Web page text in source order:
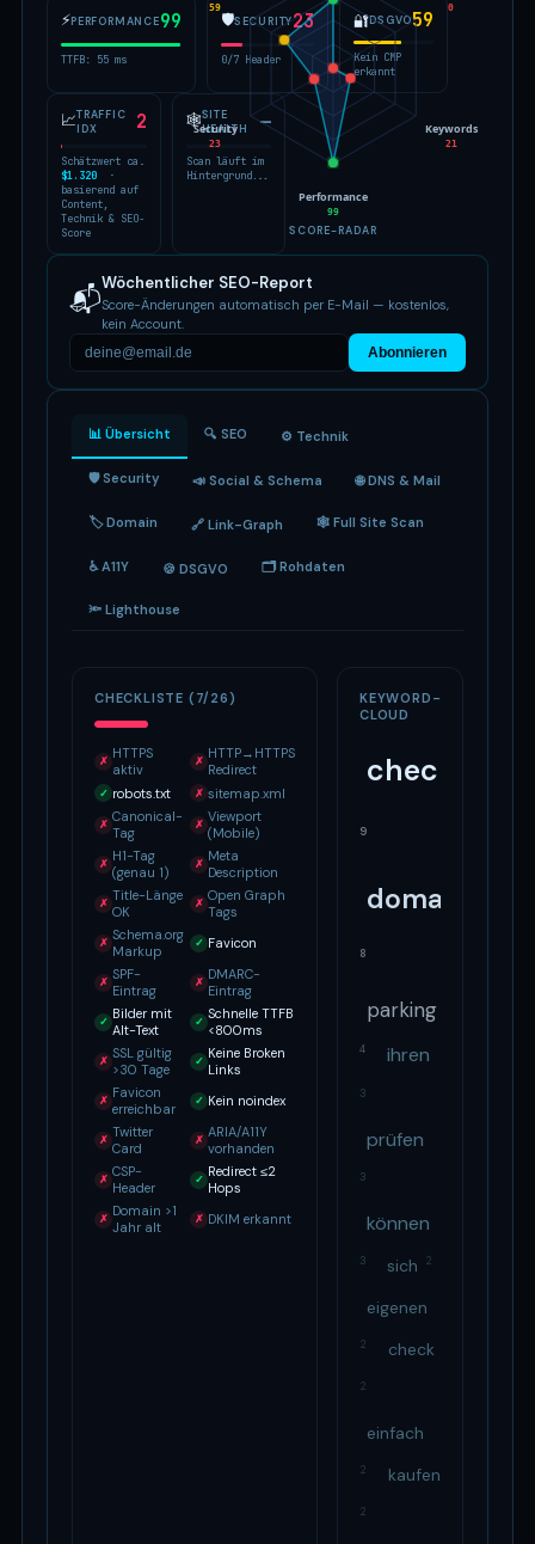
⚡PERFORMANCE99
TTFB: 55 ms
🛡SECURITY23
0/7 Header
🔐DSGVO59
Kein CMP
erkannt
📈TRAFFIC
IDX
2
Schätzwert ca.
$1.320 ·
basierend auf
Content,
Technik & SEO-
Score
🕸SITE
HEALTH
—
Scan läuft im
Hintergrund...
0
Keywords
21
Performance
99
Security
23
59
SCORE-RADAR
📬Wöchentlicher SEO-Report
Score-Änderungen automatisch per E-Mail — kostenlos,
kein Account.
Abonnieren
📊 Übersicht 🔍 SEO ⚙️ Technik
🛡 Security 📣 Social & Schema 🌐 DNS & Mail
🏷 Domain 🔗 Link-Graph 🕸 Full Site Scan
♿ A11Y 🍪 DSGVO 🗂 Rohdaten
🔦 Lighthouse
CHECKLISTE (7/26)
✗ HTTPS
aktiv
✗ HTTP→HTTPS
Redirect
✓ robots.txt ✗ sitemap.xml
✗ Canonical-
Tag
✗ Viewport
(Mobile)
✗ H1-Tag
(genau 1)
✗ Meta
Description
✗ Title-Länge
OK
✗ Open Graph
Tags
✗ Schema.org
Markup
✓ Favicon
✗ SPF-
Eintrag
✗ DMARC-
Eintrag
✓ Bilder mit
Alt-Text
✓ Schnelle TTFB
<800ms
✗ SSL gültig
>30 Tage
✓ Keine Broken
Links
✗ Favicon
erreichbar
✓ Kein noindex
✗ Twitter
Card
✗ ARIA/A11Y
vorhanden
✗ CSP-
Header
✓ Redirect ≤2
Hops
✗ Domain >1
Jahr alt
✗ DKIM erkannt
KEYWORD-
CLOUD
9
domain
8
parking
4 ihren
3
prüfen
3
können
3 sich 2
eigenen
2 check
2
einfach
2 kaufen
2